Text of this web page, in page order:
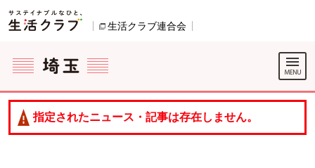
ページの先頭です。
生活クラブ連合会
ここからサイト内共通メニューです。
サイト内共通メニューをスキップする
サイト内共通メニューここまで。
指定されたニュース・記事は存在しません。